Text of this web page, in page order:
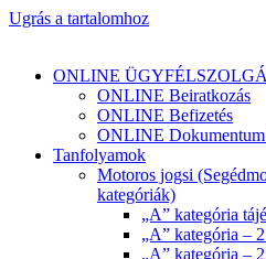
Ugrás a tartalomhoz
ONLINE
ONLINE Beiratkozás
ONLINE Befizetés
ONLINE Dokumentum
Tanfolyamok
Motoros jogsi
kategóriák)
„A” kategória
„A” kategória –
„A” kategória –